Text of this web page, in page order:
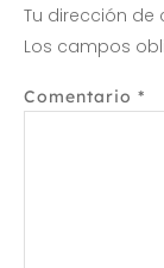
Tu dirección
Los campos
Comentario *